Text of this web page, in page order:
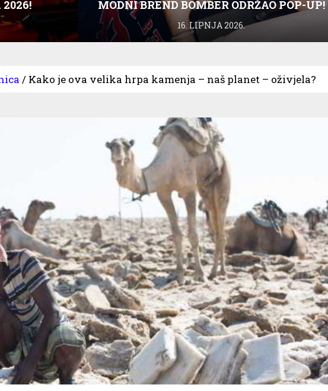
MODNI BREND BOMBER ODRŽAO POP-UP!
16. LIPNJA 2026.
/ Kako je ova velika hrpa kamenja – naš planet – oživjela?